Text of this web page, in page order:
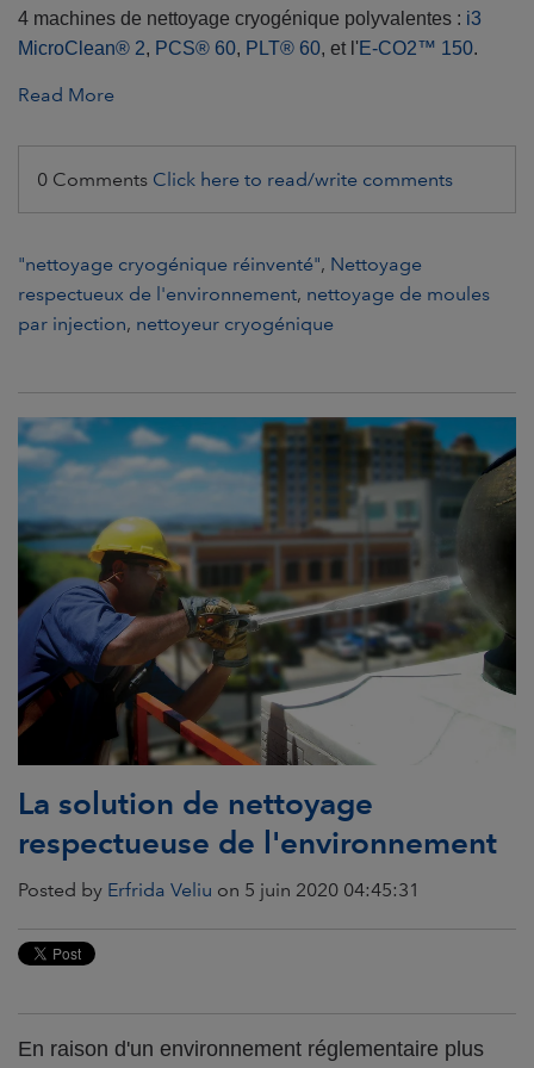
4 machines de nettoyage cryogénique polyvalentes : i3
MicroClean® 2, PCS® 60, PLT® 60, et l' E-CO2™ 150.
Read More
0 Comments Click here to read/write comments
"nettoyage cryogénique réinventé", Nettoyage
respectueux de l'environnement, nettoyage de moules
par injection, nettoyeur cryogénique
La solution de nettoyage
respectueuse de l'environnement
Posted by Erfrida Veliu on 5 juin 2020 04:45:31
En raison d'un environnement réglementaire plus